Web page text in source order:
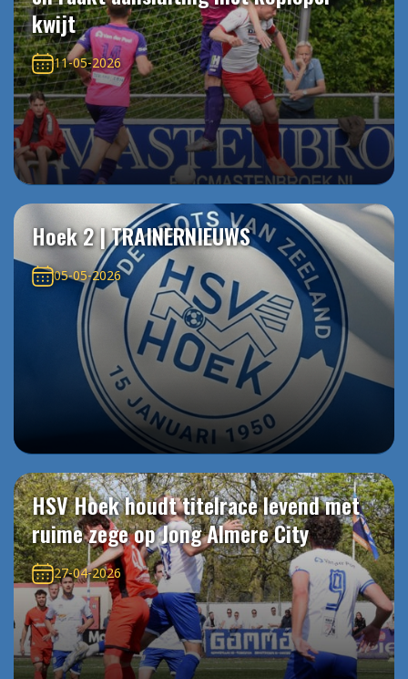
kwijt
11-05-2026
Hoek 2 | TRAINERNIEUWS
05-05-2026
HSV Hoek houdt titelrace levend met
ruime zege op Jong Almere City
27-04-2026